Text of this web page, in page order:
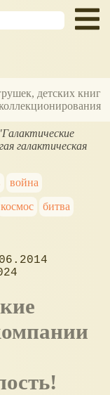
детских книг
галактическая
война
космос
битва